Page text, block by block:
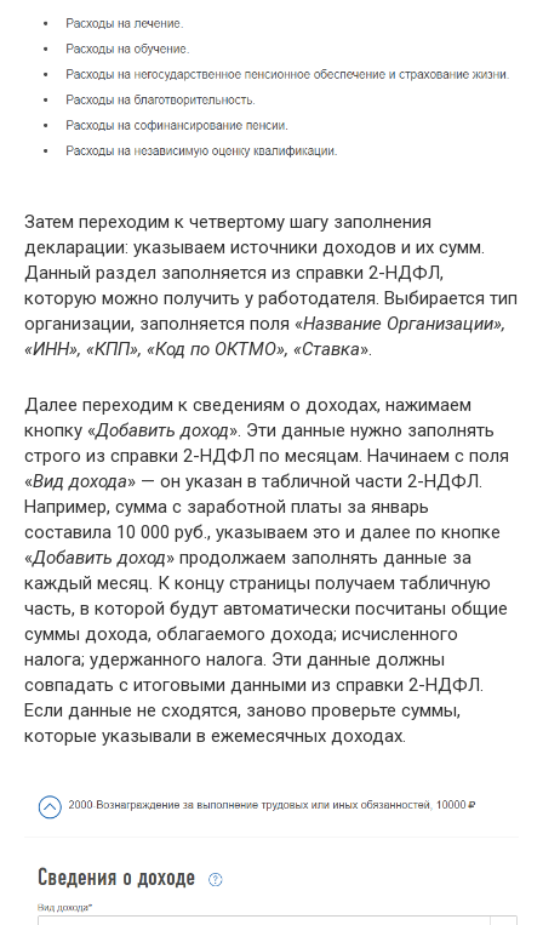
Затем переходим к четвертому шагу заполнения
декларации: указываем источники доходов и их сумм.
Данный раздел заполняется из справки 2-НДФЛ,
которую можно получить у работодателя. Выбирается тип
организации, заполняется поля «Название Организации»,
«ИНН», «КПП», «Код по ОКТМО», «Ставка».
Далее переходим к сведениям о доходах, нажимаем
кнопку «Добавить доход». Эти данные нужно заполнять
строго из справки 2-НДФЛ по месяцам. Начинаем с поля
«Вид дохода» — он указан в табличной части 2-НДФЛ.
Например, сумма с заработной платы за январь
составила 10 000 руб., указываем это и далее по кнопке
«Добавить доход» продолжаем заполнять данные за
каждый месяц. К концу страницы получаем табличную
часть, в которой будут автоматически посчитаны общие
суммы дохода, облагаемого дохода; исчисленного
налога; удержанного налога. Эти данные должны
совпадать с итоговыми данными из справки 2-НДФЛ.
Если данные не сходятся, заново проверьте суммы,
которые указывали в ежемесячных доходах.